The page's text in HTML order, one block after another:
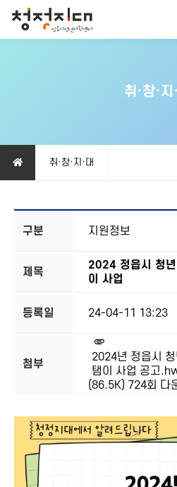
취·창·지
취·창·지·대
구분 지원정보
제목
2024 정읍시 청
이 사업
등록일 24-04-11 13:23
첨부
2024년 정읍시
탬이 사업 공고
(86.5K) 724회 다
본문